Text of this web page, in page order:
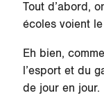
Tout d’abord,
écoles voient
Eh bien,
l’esport et du
de jour en jour.